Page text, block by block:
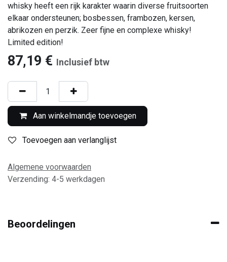
whisky heeft een rijk karakter waarin diverse fruitsoorten
elkaar ondersteunen; bosbessen, frambozen, kersen,
abrikozen en perzik. Zeer fijne en complexe whisky!
Limited edition!
87,19 € Inclusief btw
Aan winkelmandje toevoegen
Toevoegen aan verlanglijst
Algemene voorwaarden
Verzending: 4-5 werkdagen
Beoordelingen